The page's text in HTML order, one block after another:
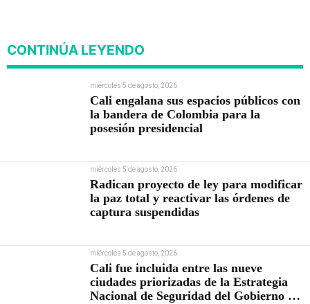
CONTINÚA LEYENDO
miércoles 5 de agosto, 2026
Cali engalana sus espacios públicos con
la bandera de Colombia para la
posesión presidencial
miércoles 5 de agosto, 2026
Radican proyecto de ley para modificar
la paz total y reactivar las órdenes de
captura suspendidas
miércoles 5 de agosto, 2026
Cali fue incluida entre las nueve
ciudades priorizadas de la Estrategia
Nacional de Seguridad del Gobierno de